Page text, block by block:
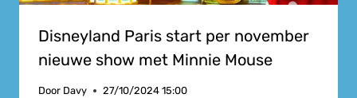
Disneyland Paris start per november
nieuwe show met Minnie Mouse
Door Davy 27/10/2024 15:00